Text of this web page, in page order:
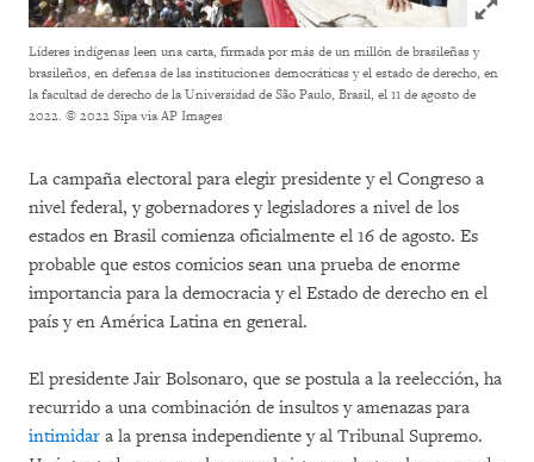
Líderes indígenas leen una carta, firmada por más de un millón de brasileñas y
brasileños, en defensa de las instituciones democráticas y el estado de derecho, en
la facultad de derecho de la Universidad de São Paulo, Brasil, el 11 de agosto de
2022. © 2022 Sipa via AP Images
La campaña electoral para elegir presidente y el Congreso a
nivel federal, y gobernadores y legisladores a nivel de los
estados en Brasil comienza oficialmente el 16 de agosto. Es
probable que estos comicios sean una prueba de enorme
importancia para la democracia y el Estado de derecho en el
país y en América Latina en general.
El presidente Jair Bolsonaro, que se postula a la reelección, ha
recurrido a una combinación de insultos y amenazas para
intimidar a la prensa independiente y al Tribunal Supremo.